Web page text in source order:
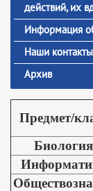
действий, их
Информация
Наши контакты
Архив
Предмет/
Биология